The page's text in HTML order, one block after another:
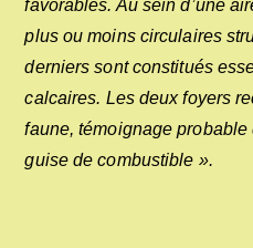
favorables. Au sein d’une
plus ou moins circulaires
derniers sont constitués
calcaires. Les deux foyers
faune, témoignage probable
guise de combustible ».